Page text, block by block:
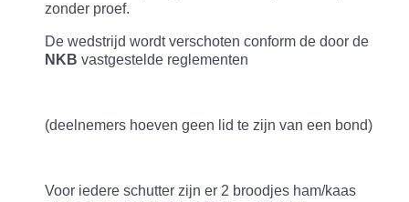
zonder proef.
De wedstrijd wordt verschoten conform de door de
NKB vastgestelde reglementen
(deelnemers hoeven geen lid te zijn van een bond)
Voor iedere schutter zijn er 2 broodjes ham/kaas